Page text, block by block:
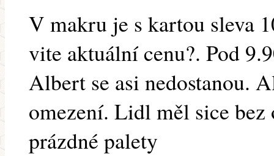
V makru je s kartou sleva
vite aktuální cenu?. Pod
Albert se asi nedostanou.
omezení. Lidl měl sice bez
prázdné palety